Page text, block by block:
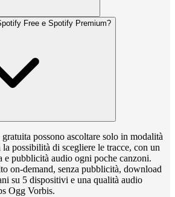
Free e Spotify Premium?
possono ascoltare solo in modalità
possibilità di scegliere le tracce, con un
e pubblicità audio ogni poche canzoni.
on-demand, senza pubblicità, download
su 5 dispositivi e una qualità audio
Ogg Vorbis.